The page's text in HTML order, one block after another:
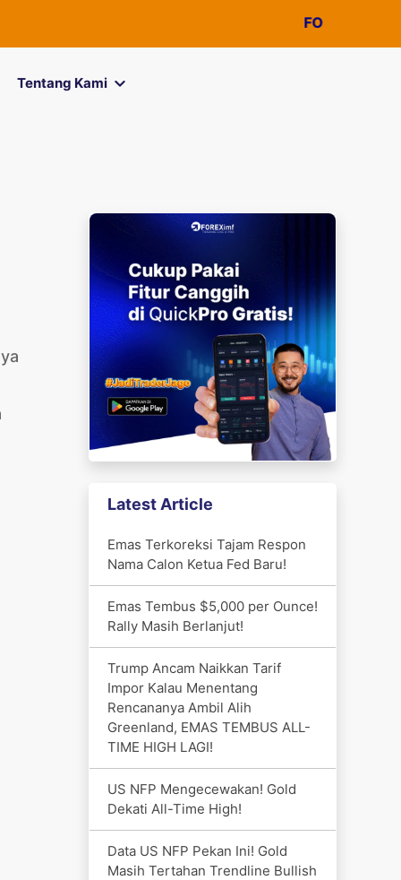
FOREXimfkini
Tentang Kami
Latest Article
Emas Terkoreksi Tajam Respon
Nama Calon Ketua Fed Baru!
Emas Tembus $5,000 per Ounce!
Rally Masih Berlanjut!
Trump Ancam Naikkan Tarif
Impor Kalau Menentang
Rencananya Ambil Alih
Greenland, EMAS TEMBUS ALL-
TIME HIGH LAGI!
US NFP Mengecewakan! Gold
Dekati All-Time High!
Data US NFP Pekan Ini! Gold
Masih Tertahan Trendline Bullish